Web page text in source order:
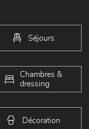
Séjours
Chambres &
dressing
Décoration